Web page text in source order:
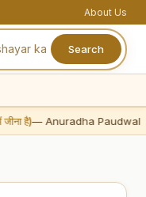
About Us
Search
है)— Anuradha Paudwal